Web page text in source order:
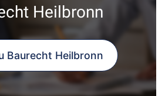
Heilbronn
Baurecht Heilbronn